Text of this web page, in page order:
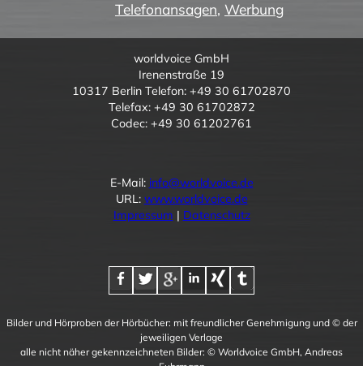
Telefonansagen, Werbung
worldvoice GmbH
Irenenstraße 19
10317 Berlin Telefon: +49 30 61702870
Telefax: +49 30 61702872
Codec: +49 30 61202761
E-Mail: info@worldvoice.de
URL: www.worldvoice.de
Impressum | Datenschutz
Bilder und Hörproben der Hörbücher: mit freundlicher Genehmigung und © der
jeweiligen Verlage
alle nicht näher gekennzeichneten Bilder: © Worldvoice GmbH, Andreas